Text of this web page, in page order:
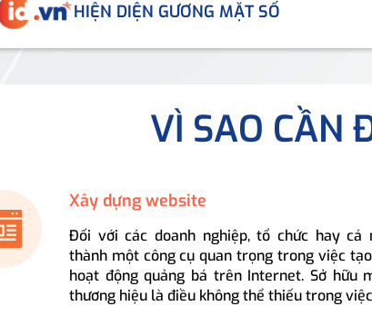
HIỆN DIỆN GƯƠNG MẶT SỐ
VÌ SAO CẦN
Xây dựng website
Đối với các doanh nghiệp, tổ chức hay cá
thành một công cụ quan trọng trong việc
hoạt động quảng bá trên Internet. Sở hữu
thương hiệu là điều không thể thiếu trong